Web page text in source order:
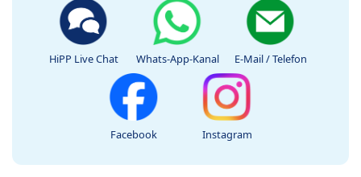
HiPP Live Chat Whats-App-Kanal E-Mail / Telefon
Facebook Instagram